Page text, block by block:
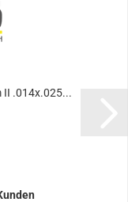
II .014x.025...